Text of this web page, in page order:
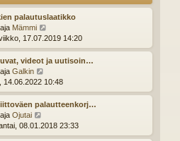
s
t
i
u
s
i
n
v
i
e
s
t
i
palautuslaatikko
Mämmi
ä
y
t
u
u
n
17.07.2019 14:20
videot ja uutisoin…
Galkin
ä
y
t
u
u
14.06.2022 10:48
palautteenkorj…
Ojutai
ä
y
08.01.2018 23:33